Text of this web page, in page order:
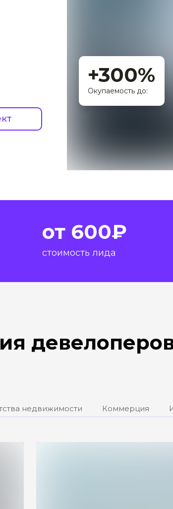
Окупаемость до:
+300%
от 600₽
стоимость лида
недвижимости Коммерция